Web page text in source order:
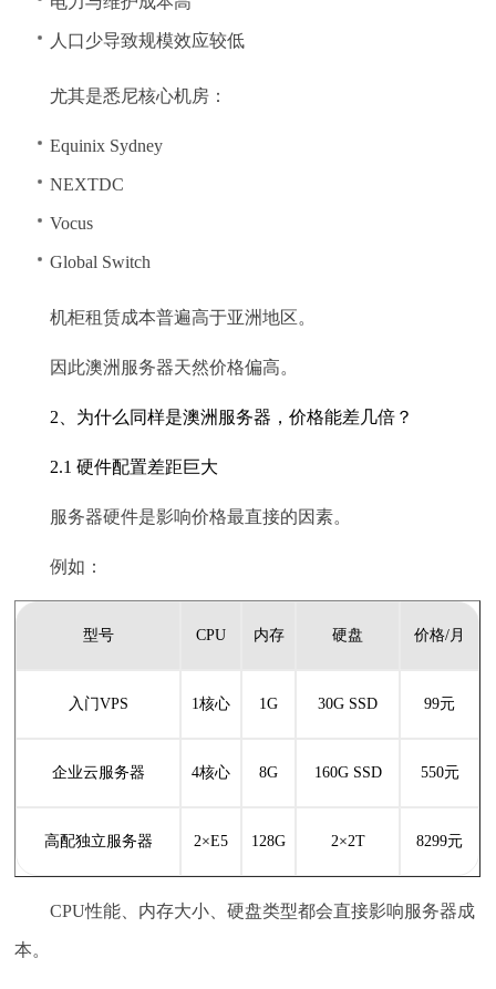
人口少导致规模效应较低
尤其是悉尼核心机房：
Equinix Sydney
NEXTDC
Vocus
Global Switch
机柜租赁成本普遍高于亚洲地区。
因此澳洲服务器天然价格偏高。
2、为什么同样是澳洲服务器，价格能差几倍？
2.1 硬件配置差距巨大
服务器硬件是影响价格最直接的因素。
例如：
型号 CPU 内存 硬盘 价格/月
入门VPS 1核心 1G 30G SSD 99元
企业云服务器 4核心 8G 160G SSD 550元
高配独立服务器 2×E5 128G 2×2T 8299元
CPU性能、内存大小、硬盘类型都会直接影响服务器成
本。